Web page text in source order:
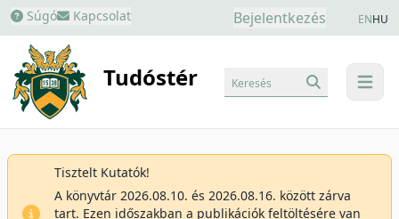
Súgó Kapcsolat Bejelentkezés ENHU
Tudóstér menu
Keresés
Tisztelt Kutatók!
A könyvtár 2026.08.10. és 2026.08.16. között zárva
tart. Ezen időszakban a publikációk feltöltésére van